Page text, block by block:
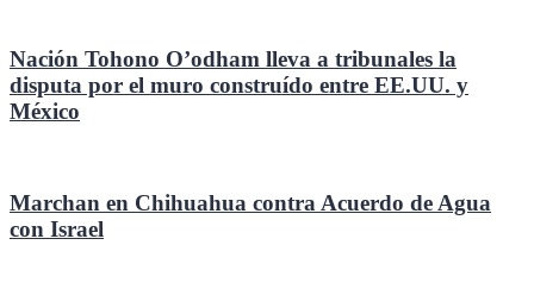
Nación Tohono O’odham lleva a tribunales la
disputa por el muro construído entre EE.UU. y
México
Marchan en Chihuahua contra Acuerdo de Agua
con Israel